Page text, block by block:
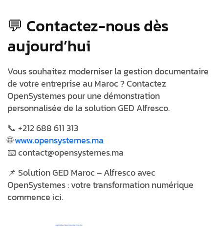
💬 Contactez-nous dès
aujourd’hui
Vous souhaitez moderniser la gestion documentaire
de votre entreprise au Maroc ? Contactez
OpenSystemes pour unedémonstration
personnalisée de la solution GED Alfresco.
📞 +212 688 611 313
🌐www.opensystemes.ma
📧 contact@opensystemes.ma
📌 Solution GED Maroc – Alfresco avec
OpenSystemes : votre transformation numérique
commence ici.